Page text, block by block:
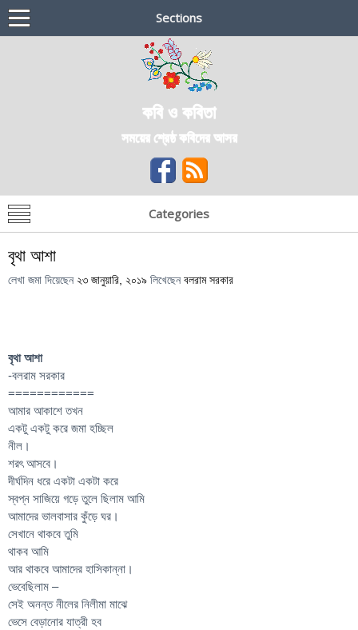
Sections
কবি ও কবিতা
সময়ের শ্রেষ্ঠ কবিদের আসর
Categories
বৃথা আশা
লেখা জমা দিয়েছেন ২৩ জানুয়ারি, ২০১৯ লিখেছেন বলরাম সরকার
বৃথা আশা
-বলরাম সরকার
============
আমার আকাশে তখন
একটু একটু করে জমা হচ্ছিল
নীল।
শরৎ আসবে।
দীর্ঘদিন ধরে একটা একটা করে
স্বপ্ন সাজিয়ে গড়ে তুলে ছিলাম আমি
আমাদের ভালবাসার কুঁড়ে ঘর।
সেখানে থাকবে তুমি
থাকব আমি
আর থাকবে আমাদের হাসিকান্না।
ভেবেছিলাম –
সেই অনন্ত নীলের নিলীমা মাঝে
ভেসে বেড়ানোর যাত্রী হব